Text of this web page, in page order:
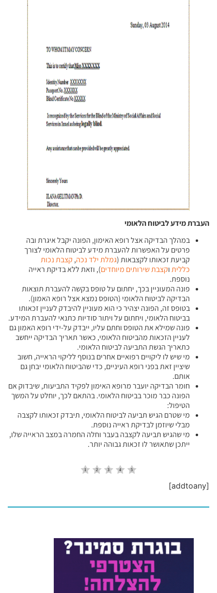
העברת מידע לביטוח הלאומי
במהלך הבדיקה אצל רופא האימון, הפונה יקבל איגרת ובה
פרטים על האפשרות להעברת מידע לביטוח הלאומי לצורך
קביעת זכאותו לקצבאות (גמלת ילד נכה, קצבת נכות
כלליתוקצבת שירותים מיוחדים), וזאת ללא בדיקת ראייה
נוספת.
פונה המעוניין בכך, יחתום על טופס בקשה להעברת תוצאות
הבדיקה לביטוח הלאומי (הטופס נמצא אצל רופא האמון).
בטופס זה, הפונה יצהיר כי הוא מעוניין להיבדק לעניין זכאותו
בביטוח הלאומי, ויחתום על ויתור סודיות כתנאי להעברת המידע.
פונה שמילא את הטופס וחתם עליו, ייבדק על-ידי רופא האמון גם
לעניין הזכאות מהביטוח הלאומי, כאשר תאריך הבדיקה ייחשב
כתאריך הגשת התביעה לביטוח הלאומי.
מי שיש לו ליקויים רפואיים אחרים בנוסף לליקוי הראייה, חשוב
שיציין זאת בפני רופא העיניים, כדי שהביטוח הלאומי יבחן גם
אותם.
חומר הבדיקה יועבר מרופא האימון לפקיד התביעות, שיבדוק אם
הפונה כבר מוכר בביטוח הלאומי. בהתאם לכך, יוחלט על המשך
הטיפול:
מי שטרם הגיש תביעה לביטוח הלאומי, תיבדק זכאותו לקצבה
מבלי שיוזמן לבדיקת ראייה נוספת.
מי שהגיש תביעה לקצבה בעבר וחלה החמרה במצב הראייה שלו,
ייתכן שתאושר לו זכאות גבוהה יותר.
[addtoany]